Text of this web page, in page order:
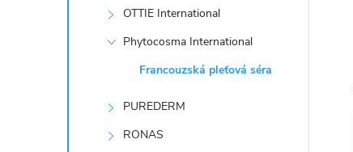
OTTIE International
Phytocosma International
Francouzská pleťová séra
PUREDERM
RONAS